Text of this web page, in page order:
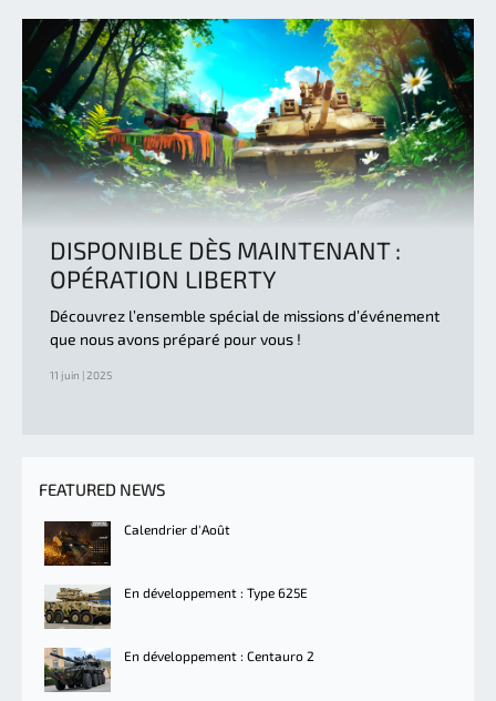
DISPONIBLE DÈS MAINTENANT :
OPÉRATION LIBERTY
Découvrez l’ensemble spécial de missions d’événement
que nous avons préparé pour vous !
11 juin | 2025
FEATURED NEWS
Calendrier d'Août
En développement : Type 625E
En développement : Centauro 2